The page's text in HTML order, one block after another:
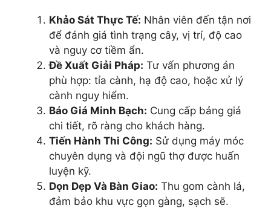
Khảo Sát Thực Tế: Nhân viên đến tận nơi
để đánh giá tình trạng cây, vị trí, độ cao
và nguy cơ tiềm ẩn.
Đề Xuất Giải Pháp: Tư vấn phương án
phù hợp: tỉa cành, hạ độ cao, hoặc xử lý
cành nguy hiểm.
Báo Giá Minh Bạch: Cung cấp bảng giá
chi tiết, rõ ràng cho khách hàng.
Tiến Hành Thi Công: Sử dụng máy móc
chuyên dụng và đội ngũ thợ được huấn
luyện kỹ.
Dọn Dẹp Và Bàn Giao: Thu gom cành lá,
đảm bảo khu vực gọn gàng, sạch sẽ.